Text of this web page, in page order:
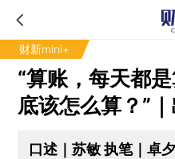
财新mini+
“算账，每天都
底该怎么算？”
口述｜苏敏 执笔｜卓